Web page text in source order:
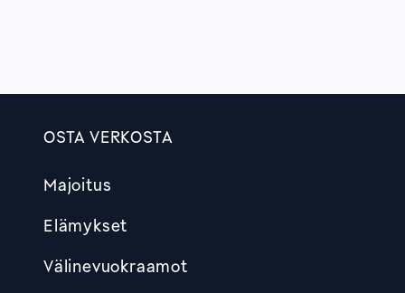
OSTA VERKOSTA
Majoitus
Elämykset
Välinevuokraamot